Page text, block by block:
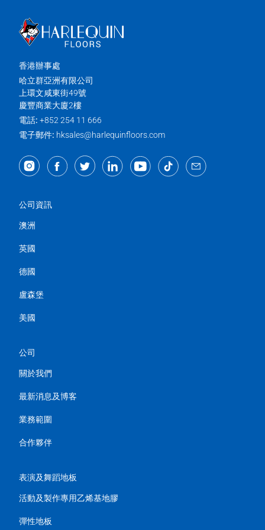
香港辦事處
哈立群亞洲有限公司
上環文咸東街49號
慶豐商業大廈2樓
電話: +852 254 11 666
電子郵件: hksales@harlequinfloors.com
公司資訊
澳洲
英國
德國
盧森堡
美國
公司
關於我們
最新消息及博客
業務範圍
合作夥伴
表演及舞蹈地板
活動及製作專用乙烯基地膠
彈性地板